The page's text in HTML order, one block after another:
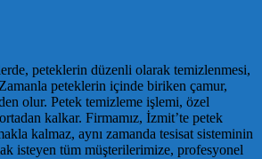
peteklerin düzenli olarak temizlenmesi,
peteklerin içinde biriken çamur,
olur. Petek temizleme işlemi, özel
kalkar. Firmamız, İzmit’te petek
kalmaz, aynı zamanda tesisat sisteminin
isteyen tüm müşterilerimize, profesyonel